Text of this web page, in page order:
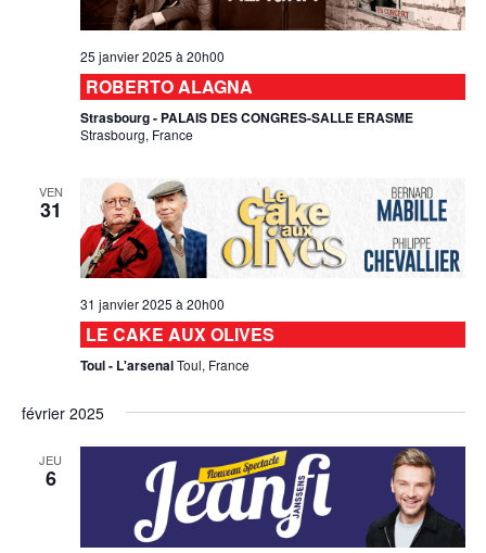
25 janvier 2025 à 20h00
ROBERTO ALAGNA
Strasbourg - PALAIS DES CONGRES-SALLE ERASME
Strasbourg, France
VEN
31
31 janvier 2025 à 20h00
LE CAKE AUX OLIVES
Toul - L'arsenalToul, France
février 2025
JEU
6